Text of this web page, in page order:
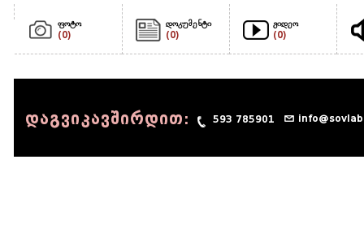
ფოტო
(0)
დოკუმენტი
(0)
ვიდეო
(0)
დაგვიკავშირდით: 593 785901